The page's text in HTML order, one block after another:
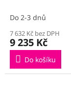
Do 2-3 dnů
7 632 Kč bez DPH
9 235 Kč
Do košíku